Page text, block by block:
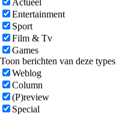
Actueel
Entertainment
Sport
Film & Tv
Games
Toon berichten van deze types
Weblog
Column
(P)review
Special